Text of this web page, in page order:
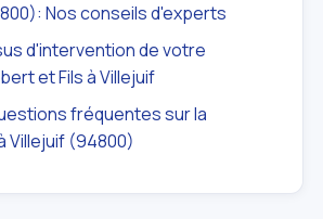
Nos conseils d'experts
d'intervention de votre
et Fils à Villejuif
fréquentes sur la
Villejuif (94800)